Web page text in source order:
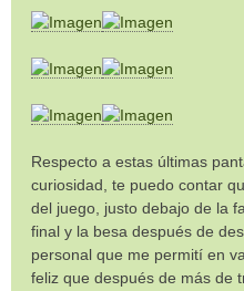
Respecto a estas últimas
curiosidad, te puedo contar
del juego, justo debajo de la
final y la besa después de
personal que me permití en
feliz que después de más de